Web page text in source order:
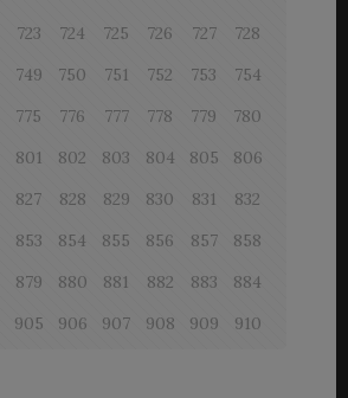
723 724 725 726 727
728
749 750 751 752 753
754
775 776 777 778 779
780
801 802 803 804 805
806
827 828 829 830 831
832
853 854 855 856 857
858
879 880 881 882 883
884
905 906 907 908 909 910